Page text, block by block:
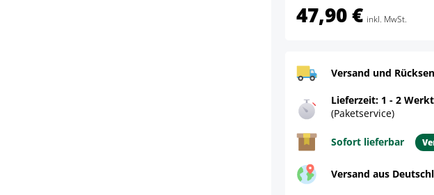
47,90 € inkl. MwSt.
Versand und
Lieferzeit: 1 - 2
(Paketservice)
Sofort lieferbar
Versand aus